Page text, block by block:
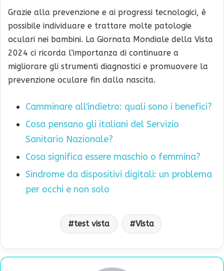
Grazie alla prevenzione e ai progressi tecnologici, è
possibile individuare e trattare molte patologie
oculari nei bambini. La Giornata Mondiale della Vista
2024 ci ricorda l’importanza di continuare a
migliorare gli strumenti diagnostici e promuovere la
prevenzione oculare fin dalla nascita.
Camminare all'indietro: quali sono i benefici?
Cosa pensano gli italiani del Servizio
Sanitario Nazionale?
Cosa significa essere maschio o femmina?
Sindrome da dispositivi digitali: un problema
per occhi e non solo
test vista Vista